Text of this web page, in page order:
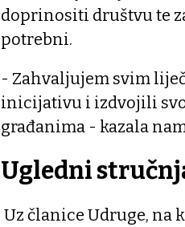
doprinositi društvu te
potrebni.
- Zahvaljujem svim
inicijativu i izdvojili
građanima - kazala
Ugledni
Uz članice Udruge, na